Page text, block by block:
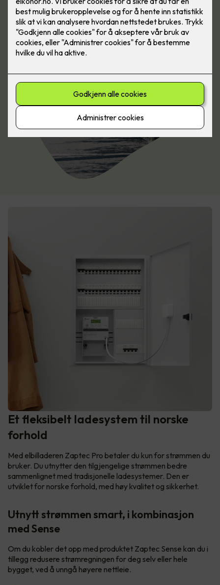
Et fleksibelt ladesystem til norske
forhold
Med elbilladeren Zaptec Pro betaler du kun for strømmen du
bruker. Du utnytter den tilgjengelige strømmen bedre
sammenlignet med tradisjonelle ladesystemer. Den er
utviklet for norske forhold, med høy kvalitet og sikkerhet.
Utnytt strømmen smart, i kombinasjon
med Sense
Om du kobler det opp med produktet Zaptec Sense kan du i
tillegg redusere strømregningen for deg selv eller hele
bygget, ved å unngå høyere nettleie.